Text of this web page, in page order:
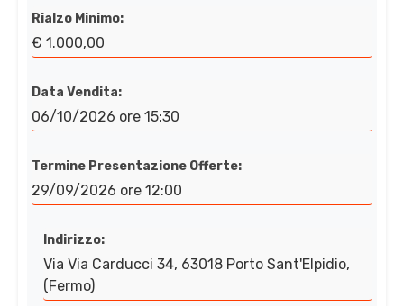
Rialzo Minimo:
€ 1.000,00
Data Vendita:
06/10/2026 ore 15:30
Termine Presentazione Offerte:
29/09/2026 ore 12:00
Indirizzo:
Via Via Carducci 34, 63018 Porto Sant'Elpidio,
(Fermo)